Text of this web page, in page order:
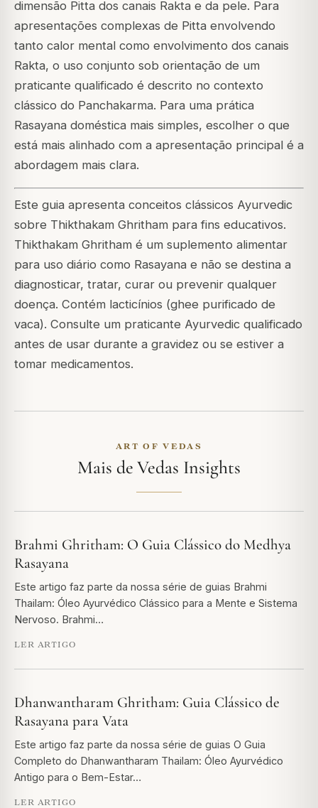
dimensão Pitta dos canais Rakta e da pele. Para
apresentações complexas de Pitta envolvendo
tanto calor mental como envolvimento dos canais
Rakta, o uso conjunto sob orientação de um
praticante qualificado é descrito no contexto
clássico do Panchakarma. Para uma prática
Rasayana doméstica mais simples, escolher o que
está mais alinhado com a apresentação principal é a
abordagem mais clara.
Este guia apresenta conceitos clássicos Ayurvedic
sobre Thikthakam Ghritham para fins educativos.
Thikthakam Ghritham é um suplemento alimentar
para uso diário como Rasayana e não se destina a
diagnosticar, tratar, curar ou prevenir qualquer
doença. Contém lacticínios (ghee purificado de
vaca). Consulte um praticante Ayurvedic qualificado
antes de usar durante a gravidez ou se estiver a
tomar medicamentos.
ART OF VEDAS
Mais de Vedas Insights
Brahmi Ghritham: O Guia Clássico do Medhya
Rasayana
Este artigo faz parte da nossa série de guias Brahmi
Thailam: Óleo Ayurvédico Clássico para a Mente e Sistema
Nervoso. Brahmi…
LER ARTIGO
Dhanwantharam Ghritham: Guia Clássico de
Rasayana para Vata
Este artigo faz parte da nossa série de guias O Guia
Completo do Dhanwantharam Thailam: Óleo Ayurvédico
Antigo para o Bem-Estar…
LER ARTIGO